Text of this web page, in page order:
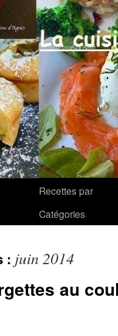
Recettes par
Catégories
: juin 2014
au